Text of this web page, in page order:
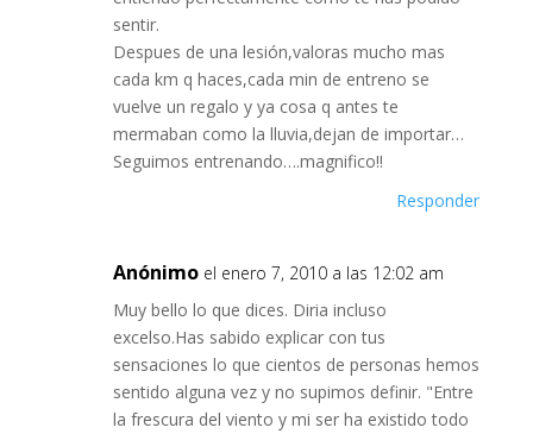
sentir.
Despues de una lesión,valoras mucho mas
cada km q haces,cada min de entreno se
vuelve un regalo y ya cosa q antes te
mermaban como la lluvia,dejan de importar…
Seguimos entrenando….magnifico!!
Responder
Anónimo el enero 7, 2010 a las 12:02 am
Muy bello lo que dices. Diria incluso
excelso.Has sabido explicar con tus
sensaciones lo que cientos de personas hemos
sentido alguna vez y no supimos definir. "Entre
la frescura del viento y mi ser ha existido todo